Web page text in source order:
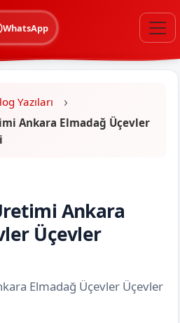
WhatsApp
Yazıları
Ankara Elmadağ Üçevler
Ankara
Üçevler
Elmadağ Üçevler Üçevler